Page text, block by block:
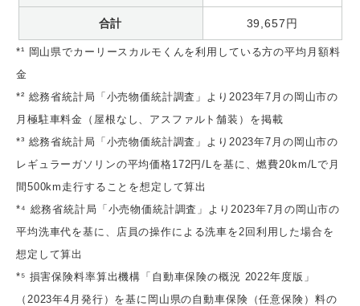
合計 39,657円
*¹ 岡山県でカーリースカルモくんを利用している方の平均月額料
金
*² 総務省統計局「小売物価統計調査」より2023年7月の岡山市の
月極駐車料金（屋根なし、アスファルト舗装）を掲載
*³ 総務省統計局「小売物価統計調査」より2023年7月の岡山市の
レギュラーガソリンの平均価格172円/Lを基に、燃費20km/Lで月
間500km走行することを想定して算出
*⁴ 総務省統計局「小売物価統計調査」より2023年7月の岡山市の
平均洗車代を基に、店員の操作による洗車を2回利用した場合を
想定して算出
*⁵ 損害保険料率算出機構「自動車保険の概況 2022年度版」
（2023年4月発行）を基に岡山県の自動車保険（任意保険）料の